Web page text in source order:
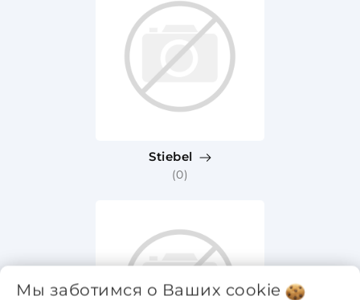
Stiebel
(0)
Мы заботимся о Ваших cookie